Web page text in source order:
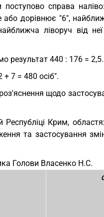
справа
дорівнює "6",
ліворуч від
результат 440 : 176 =
+ 7 = 480 осіб".
щодо
Крим,
та застосування
Голови Власенко Н.С.